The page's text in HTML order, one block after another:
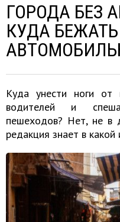
ГОРОДА БЕЗ
КУДА
Куда унести ноги от
водителей и
пешеходов? Нет, не в
редакция знает в какой